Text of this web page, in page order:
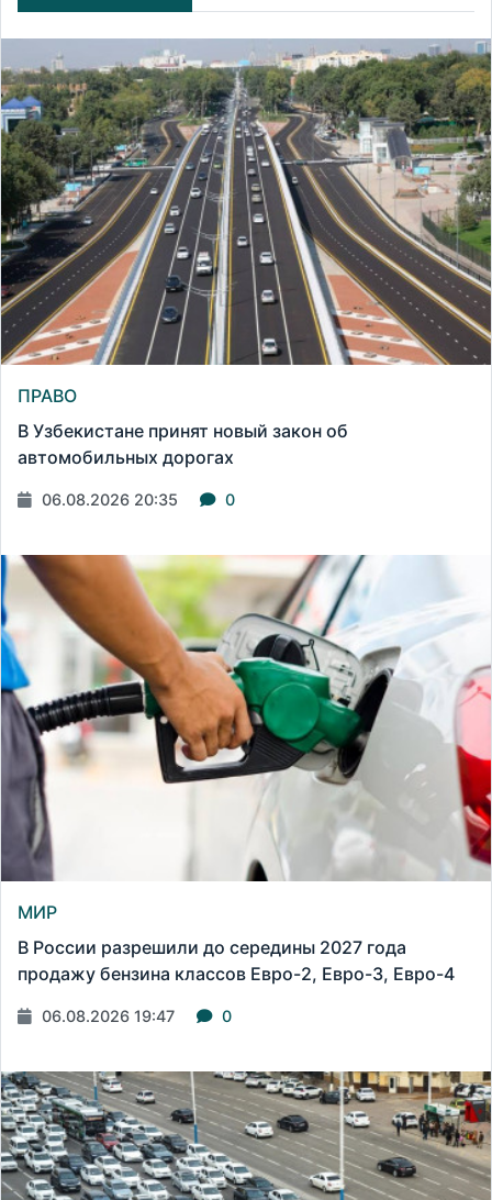
ПРАВО
В Узбекистане принят новый закон об
автомобильных дорогах
06.08.2026 20:35 0
МИР
В России разрешили до середины 2027 года
продажу бензина классов Евро-2, Евро-3, Евро-4
06.08.2026 19:47 0